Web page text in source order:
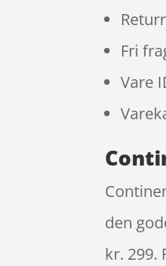
Fri
Vare
den
kr. 299.